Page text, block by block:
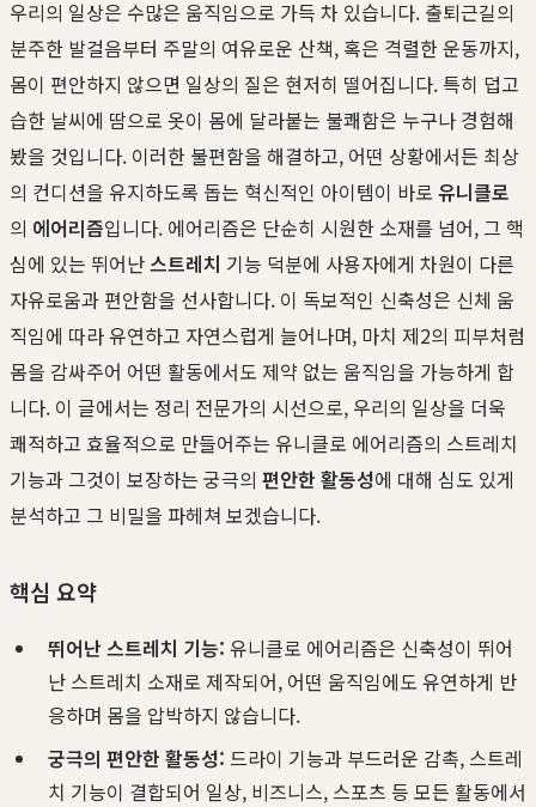
우리의 일상은 수많은 움직임으로 가득 차 있습니다. 출퇴근길의
분주한 발걸음부터 주말의 여유로운 산책, 혹은 격렬한 운동까지,
몸이 편안하지 않으면 일상의 질은 현저히 떨어집니다. 특히 덥고
습한 날씨에 땀으로 옷이 몸에 달라붙는 불쾌함은 누구나 경험해
봤을 것입니다. 이러한 불편함을 해결하고, 어떤 상황에서든 최상
의 컨디션을 유지하도록 돕는 혁신적인 아이템이 바로 유니클로
의 에어리즘입니다. 에어리즘은 단순히 시원한 소재를 넘어, 그 핵
심에 있는 뛰어난스트레치 기능 덕분에 사용자에게 차원이 다른
자유로움과 편안함을 선사합니다. 이 독보적인 신축성은 신체 움
직임에 따라 유연하고 자연스럽게 늘어나며, 마치 제2의 피부처럼
몸을 감싸주어 어떤 활동에서도 제약 없는 움직임을 가능하게 합
니다. 이 글에서는 정리 전문가의 시선으로, 우리의 일상을 더욱
쾌적하고 효율적으로 만들어주는 유니클로 에어리즘의 스트레치
기능과 그것이 보장하는 궁극의 편안한 활동성에 대해 심도 있게
분석하고 그 비밀을 파헤쳐 보겠습니다.
핵심 요약
뛰어난 스트레치 기능: 유니클로 에어리즘은 신축성이 뛰어
난 스트레치 소재로 제작되어, 어떤 움직임에도 유연하게 반
응하며 몸을 압박하지 않습니다.
궁극의 편안한 활동성: 드라이 기능과 부드러운 감촉, 스트레
치 기능이 결합되어 일상, 비즈니스, 스포츠 등 모든 활동에서